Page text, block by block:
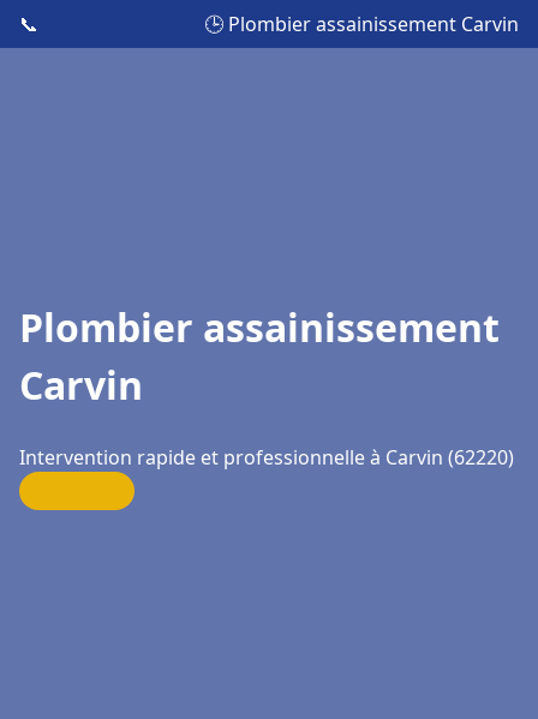
📞 🕒 Plombier assainissement Carvin
Plombier assainissement
Carvin
Intervention rapide et professionnelle à Carvin (62220)